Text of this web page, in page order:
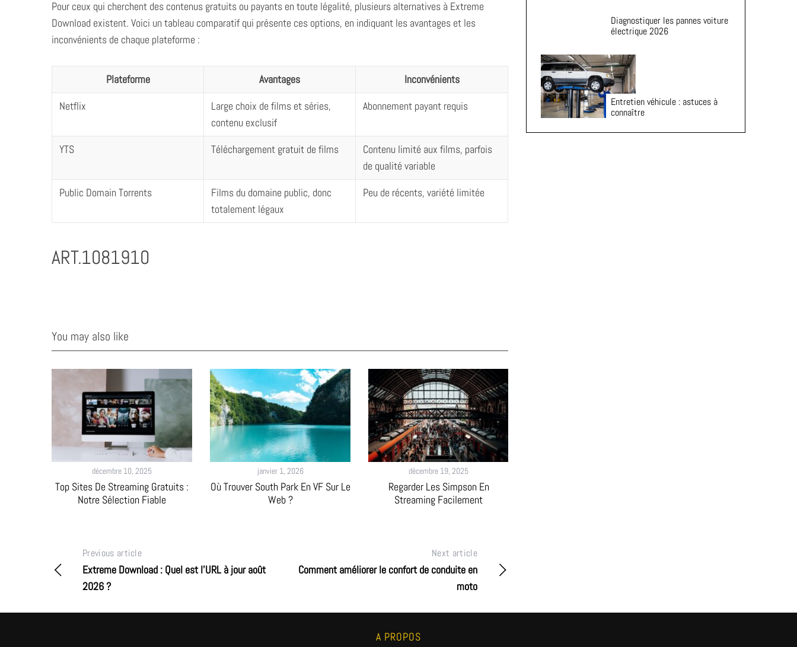
Pour ceux qui cherchent des contenus gratuits ou payants en toute légalité, plusieurs alternatives à Extreme
Download existent. Voici un tableau comparatif qui présente ces options, en indiquant les avantages et les
inconvénients de chaque plateforme :
Plateforme Avantages
Inconvénients
Netflix
Large choix de films et séries,
contenu exclusif
Abonnement payant requis
YTS Téléchargement gratuit de films
Contenu limité aux films, parfois
de qualité variable
Public Domain Torrents
Films du domaine public, donc
totalement légaux
Peu de récents, variété limitée
ART.1081910
You may also like
décembre 10, 2025
Top Sites De Streaming Gratuits :
Notre Sélection Fiable
janvier 1, 2026
Où Trouver South Park En VF Sur Le
Web ?
décembre 19, 2025
Regarder Les Simpson En
Streaming Facilement
Previous article
Extreme Download : Quel est l’URL à jour août
2026 ?
Next article
Comment améliorer le confort de conduite en
moto
Diagnostiquer les pannes voiture
électrique 2026
Entretien véhicule : astuces à
connaître
A PROPOS